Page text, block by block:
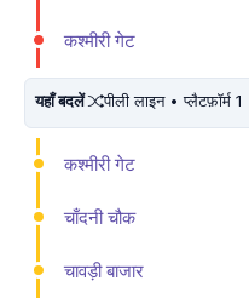
कश्मीरी गेट
यहाँ बदलें पीली लाइन • प्लैटफ़ॉर्म
कश्मीरी गेट
चाँदनी चौक
चावड़ी बाजार